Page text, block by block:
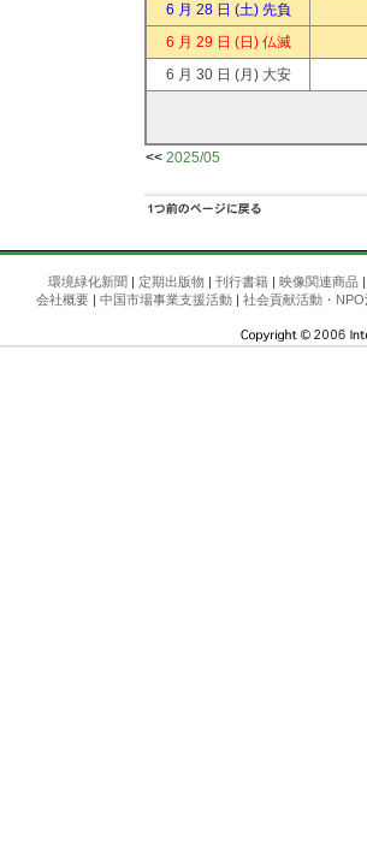
6 月 28 日 (土) 先負
6 月 29 日 (日) 仏滅
6 月 30 日 (月) 大安
<< 2025/05
環境緑化新聞 | 定期出版物| 刊行書籍| 映像関連商品
会社概要 | 中国市場事業支援活動 | 社会貢献活動・NPO